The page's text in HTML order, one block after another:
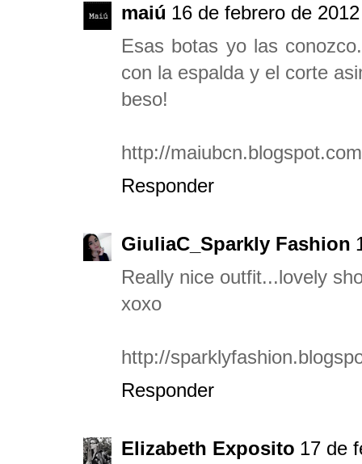
maiú 16 de febrero de
Esas botas yo las
con la espalda y el corte
beso!
http://
Responder
GiuliaC_Sparkly Fashion
Really nice outfit...lovely
xoxo
http://
Responder
Elizabeth Exposito 17 de